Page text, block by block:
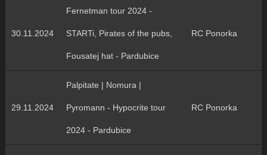
30.11.2024
Fernetman tour 2024 -
STARTi, Pirates of the pubs,
Fousatej hat - Pardubice
RC Ponorka
29.11.2024
Palpitate | Nomura |
Pyromann - Hypocrite tour
2024 - Pardubice
RC Ponorka